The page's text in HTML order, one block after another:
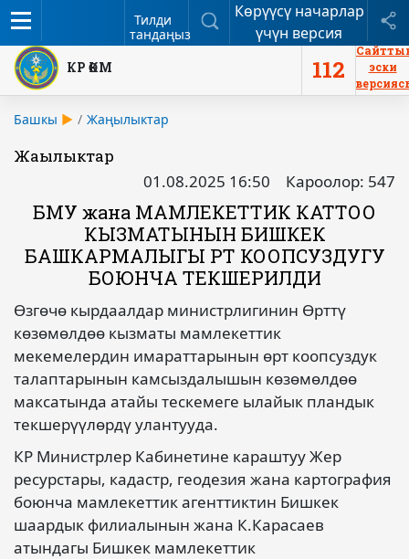
Меню
Тилди
тандаңыз
Издөө
Көрүүсү начарлар
үчүн версия
КР ӨКМ 112
эски
Башкы Жаңылыктар
Жаңылыктар
01.08.2025 16:50
Кароолор: 547
БМУ жана МАМЛЕКЕТТИК КАТТОО
КЫЗМАТЫНЫН БИШКЕК
БАШКАРМАЛЫГЫ ӨРТ КООПСУЗДУГУ
БОЮНЧА ТЕКШЕРИЛДИ
Өзгөчө кырдаалдар министрлигинин Өрттү
көзөмөлдөө кызматы мамлекеттик
мекемелердин имараттарынын өрт коопсуздук
талаптарынын камсыздалышын көзөмөлдөө
максатында атайы тескемеге ылайык пландык
текшерүүлөрдү улантууда.
КР Министрлер Кабинетине караштуу Жер
ресурстары, кадастр, геодезия жана картография
боюнча мамлекеттик агенттиктин Бишкек
шаардык филиалынын жана К.Карасаев
атындагы Бишкек мамлекеттик